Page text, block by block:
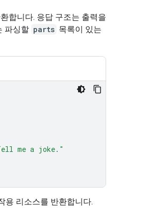
합니다. 응답 구조는 출력을
파싱할 parts 목록이 있는
me a joke."
용 리소스를 반환합니다.